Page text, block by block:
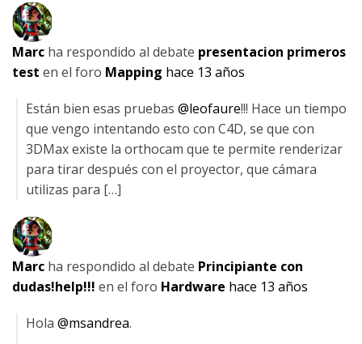
Marc ha respondido al debate presentacion primeros
test en el foro Mapping hace 13 años
Están bien esas pruebas @leofaure!!! Hace un tiempo
que vengo intentando esto con C4D, se que con
3DMax existe la orthocam que te permite renderizar
para tirar después con el proyector, que cámara
utilizas para […]
Marc ha respondido al debate Principiante con
dudas!help!!! en el foro Hardware hace 13 años
Hola @msandrea.